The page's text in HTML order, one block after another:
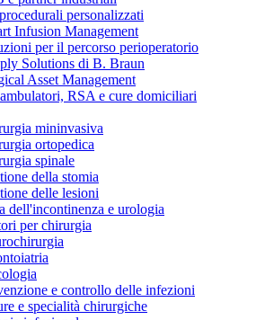
che stai cercando. Visita il catalogo B.
Scrivici per entrare subito in
personalizzati
Infusion Management
per il percorso perioperatorio
Solutions di B. Braun
Asset Management
RSA e cure domiciliari
mininvasiva
ortopedica
spinale
della stomia
delle lesioni
dell'incontinenza e urologia
per chirurgia
e controllo delle infezioni
e specialità chirurgiche